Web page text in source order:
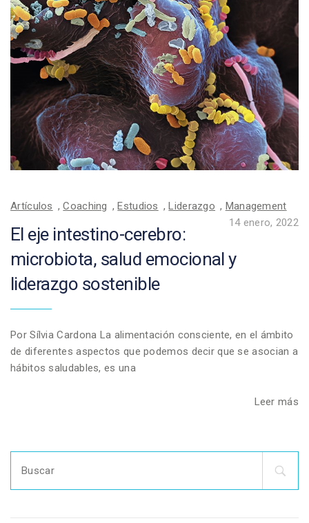
Artículos ,Coaching ,Estudios ,Liderazgo , Management
14 enero, 2022
El eje intestino-cerebro:
microbiota, salud emocional y
liderazgo sostenible
Por Sílvia Cardona La alimentación consciente, en el ámbito
de diferentes aspectos que podemos decir que se asocian a
hábitos saludables, es una
Leer más
for: